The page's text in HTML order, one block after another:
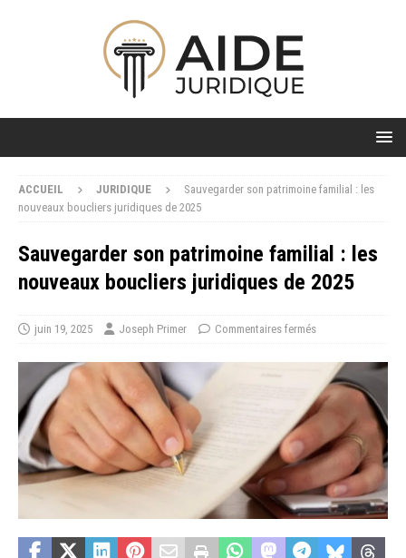
ACCUEIL JURIDIQUE
Sauvegarder son patrimoine familial : les
nouveaux boucliers juridiques de 2025
Sauvegarder son patrimoine familial : les
nouveaux boucliers juridiques de 2025
juin 19, 2025 Joseph Primer Commentaires fermés